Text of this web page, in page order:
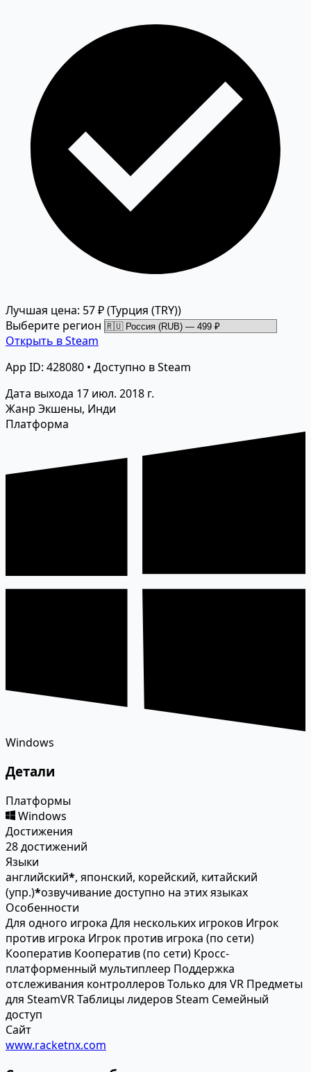
Лучшая цена: 57 ₽(Турция (TRY))
Выберите регион
Открыть в Steam
App ID: 428080 • Доступно в Steam
Дата выхода 17 июл. 2018 г.
Жанр Экшены, Инди
Платформа
Windows
Детали
Платформы
Windows
Достижения
28 достижений
Языки
английский*, японский, корейский, китайский
(упр.)*озвучивание доступно на этих языках
Особенности
Для одного игрока Для нескольких игроков Игрок
против игрока Игрок против игрока (по сети)
Кооператив Кооператив (по сети) Кросс-
платформенный мультиплеер Поддержка
отслеживания контроллеровТолько для VR Предметы
для SteamVRТаблицы лидеров Steam Семейный
доступ
Сайт
www.racketnx.com